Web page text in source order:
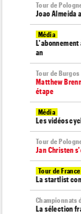
Tour de
Joao Almeida
Média
L'abonnement
an
Tour de Burgos
Matthew
étape
Média
Les vidéos
Tour de
Jan Christen
Tour de France
La startlist
Championnats
La sélection